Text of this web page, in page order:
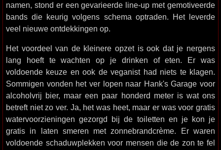
namen, stond er een gevarieerde line-up met gemotiveerde
bands die keurig volgens schema optraden. Het leverde
veel nieuwe ontdekkingen op.
Het voordeel van de kleinere opzet is ook dat je nergens
lang hoeft te wachten op je drinken of eten. Er was
voldoende keuze en ook de veganist had niets te klagen.
Sommigen vonden het ver lopen naar Hank's Garage voor
alcoholvrij bier, maar een paar honderd meter is wat ons
betreft niet zo ver. Ja, het was heet, maar er was voor gratis
watervoorzieningen gezorgd bij de toiletten en je kon je
gratis in laten smeren met zonnebrandcrème. Er waren
voldoende schaduwplekken voor mensen die de zon te fel